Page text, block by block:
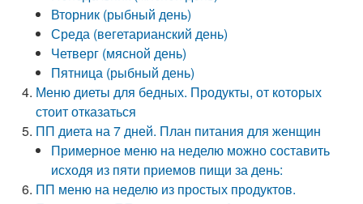
Вторник (рыбный день)
Среда (вегетарианский день)
Четверг (мясной день)
Пятница (рыбный день)
Меню диеты для бедных. Продукты, от которых
стоит отказаться
ПП диета на 7 дней. План питания для женщин
Примерное меню на неделю можно составить
исходя из пяти приемов пищи за день:
ПП меню на неделю из простых продуктов.